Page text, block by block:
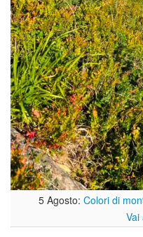
5 Agosto: Colori di
Vai